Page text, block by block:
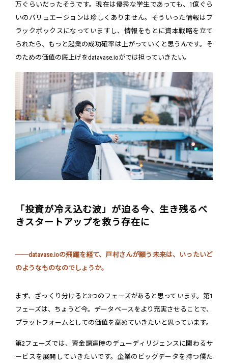
万ぐらいだったそうです。現在は優秀な学生であっても、1億ぐら
いのバリュエーションは珍しくありません。そういった情報はブ
ラックボックスになっていますし、情報をもとに資本戦略を立て
られたら、もっと起業の成功確率は上がっていくと思うんです。そ
のための価値の底上げをdatavase.ioがでは担っていきたい。
「投資が冷え込む波」が迫る今、生き残るべ
きスタートアップを救う存在に
──datavase.ioの飛躍を経て、戸村さんが願う未来は、いったいど
のようなものなのでしょうか。
まず、ざっくり分けると3つのフェーズがあると思っています。第1
フェーズは、ちょうど今。データベースをより充実させることで、
プラットフォームとしての価値を高めていきたいと思っています。
第2フェーズでは、資金調達時のデューディリジェンスに関わるサ
ービスを展開していきたいです。企業のビッグデータを持つ僕た